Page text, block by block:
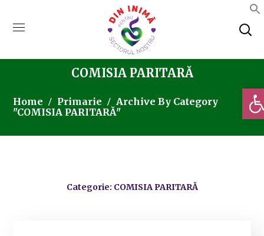
COMISIA PARITARĂ
Home Primarie
Archive By Category
"COMISIA PARITARĂ"
Categorie: COMISIA PARITARĂ